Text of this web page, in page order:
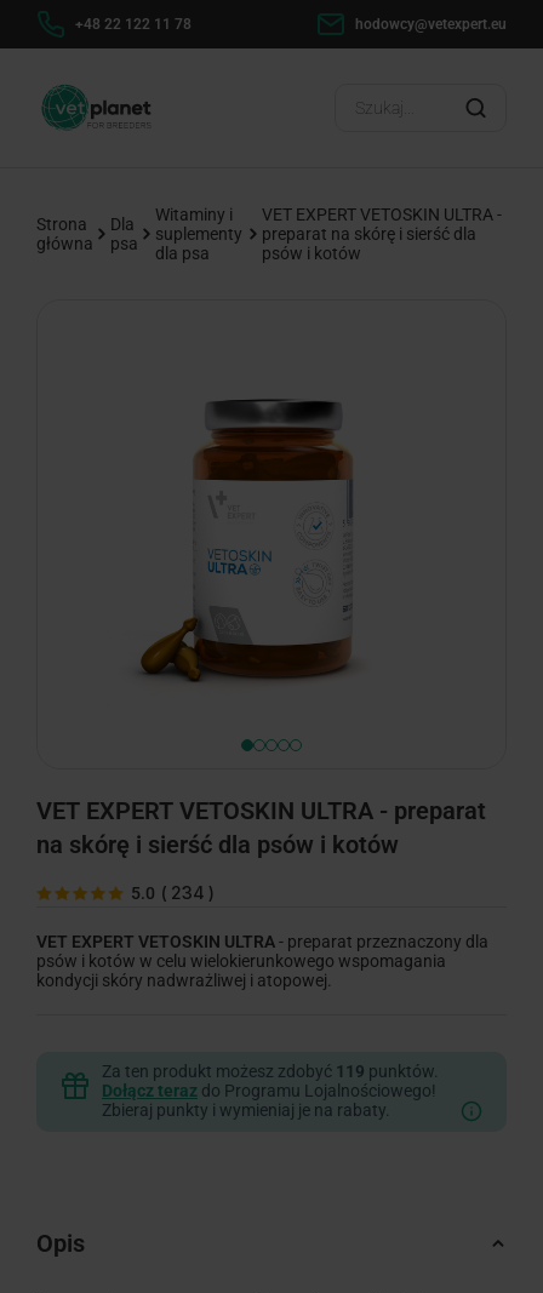
+48 22 122 11 78 hodowcy@vetexpert.eu
Strona
główna
Dla
psa
Witaminy i
suplementy
dla psa
VET EXPERT VETOSKIN ULTRA -
preparat na skórę i sierść dla
psów i kotów
VET EXPERT VETOSKIN ULTRA - preparat
na skórę i sierść dla psów i kotów
5.0 ( 234 )
VET EXPERT VETOSKIN ULTRA- preparat przeznaczony dla
psów i kotów w celu wielokierunkowego wspomagania
kondycji skóry nadwrażliwej i atopowej.
Za ten produkt możesz zdobyć 119 punktów.
Dołącz teraz do Programu Lojalnościowego!
Zbieraj punkty i wymieniaj je na rabaty.
Opis